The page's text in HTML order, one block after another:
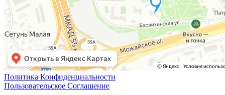
Политика Конфиденциальности
Пользовательское Соглашение